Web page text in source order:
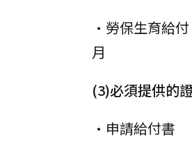
•勞保生育給
月
(3)必須提供的
•申請給付書